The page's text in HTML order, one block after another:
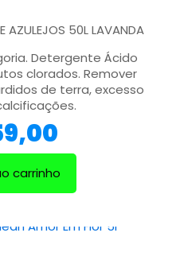
AZULEJOS 50L LAVANDA
Detergente Ácido
clorados. Remover
de terra, excesso
carrinho